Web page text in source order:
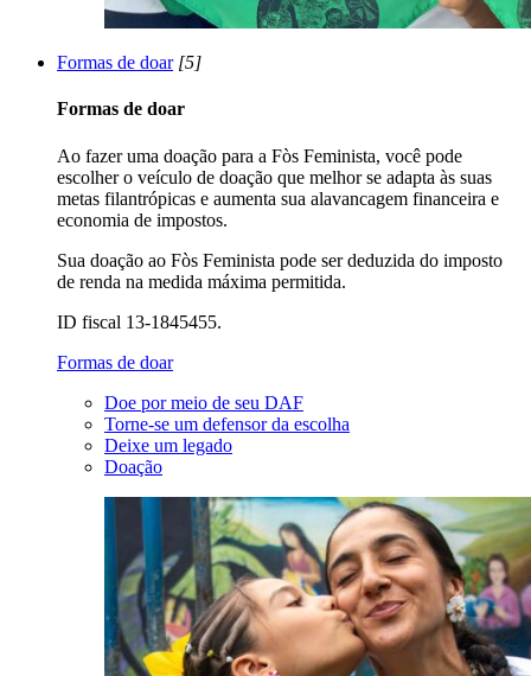
Formas de doar[5]
Formas de doar
Ao fazer uma doação para a Fòs Feminista, você pode
escolher o veículo de doação que melhor se adapta às suas
metas filantrópicas e aumenta sua alavancagem financeira e
economia de impostos.
Sua doação ao Fòs Feminista pode ser deduzida do imposto
de renda na medida máxima permitida.
ID fiscal 13-1845455.
Formas de doar
Doe por meio de seu DAF
Torne-se um defensor da escolha
Deixe um legado
Doação